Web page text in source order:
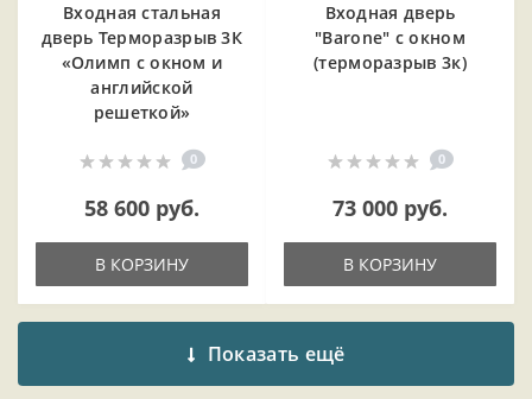
Входная cтальная
дверь Терморазрыв 3К
«Олимп с окном и
английской
решеткой»
0
58 600 руб.
В КОРЗИНУ
Входная дверь
"Barone" с окном
(терморазрыв 3к)
0
73 000 руб.
В КОРЗИНУ
Показать ещё